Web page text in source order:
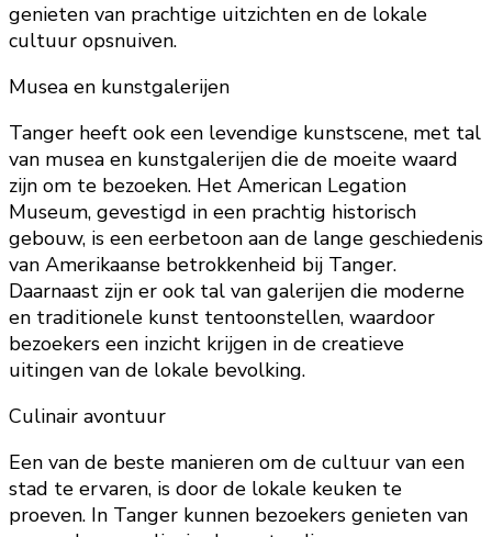
genieten van prachtige uitzichten en de lokale
cultuur opsnuiven.
Musea en kunstgalerijen
Tanger heeft ook een levendige kunstscene, met tal
van musea en kunstgalerijen die de moeite waard
zijn om te bezoeken. Het American Legation
Museum, gevestigd in een prachtig historisch
gebouw, is een eerbetoon aan de lange geschiedenis
van Amerikaanse betrokkenheid bij Tanger.
Daarnaast zijn er ook tal van galerijen die moderne
en traditionele kunst tentoonstellen, waardoor
bezoekers een inzicht krijgen in de creatieve
uitingen van de lokale bevolking.
Culinair avontuur
Een van de beste manieren om de cultuur van een
stad te ervaren, is door de lokale keuken te
proeven. In Tanger kunnen bezoekers genieten van